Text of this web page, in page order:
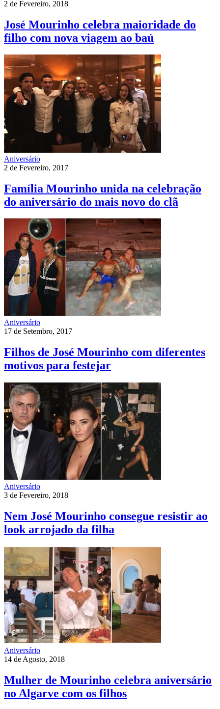
2 de Fevereiro, 2018
José Mourinho celebra maioridade do
filho com nova viagem ao baú
Aniversário
2 de Fevereiro, 2017
Família Mourinho unida na celebração
do aniversário do mais novo do clã
Aniversário
17 de Setembro, 2017
Filhos de José Mourinho com diferentes
motivos para festejar
Aniversário
3 de Fevereiro, 2018
Nem José Mourinho consegue resistir ao
look arrojado da filha
Aniversário
14 de Agosto, 2018
Mulher de Mourinho celebra aniversário
no Algarve com os filhos